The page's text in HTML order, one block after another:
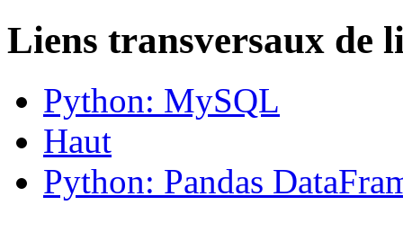
Liens transversaux de
Python: MySQL
Haut
Python: Pandas